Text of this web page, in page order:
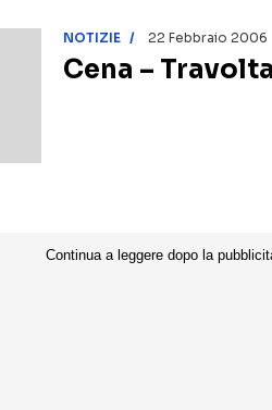
NOTIZIE 22 Febbraio 2006
Cena –